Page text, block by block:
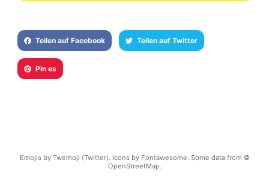
Teilen auf Facebook Teilen auf Twitter
Pin es
Emojis by Twemoji (Twitter). Icons by Fontawesome. Some data from ©
OpenStreetMap.